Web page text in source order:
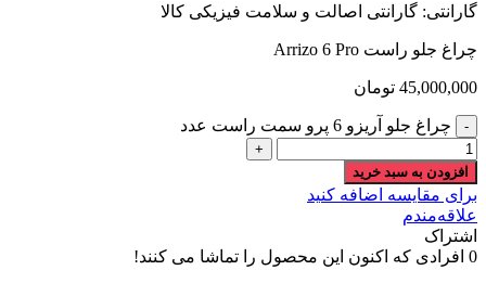
گارانتی: گارانتی اصالت و سلامت فیزیکی کالا
چراغ جلو راست Arrizo 6 Pro
45,000,000 تومان
چراغ جلو آریزو 6 پرو سمت راست عدد
افزودن به سبد خرید
برای مقایسه اضافه کنید
علاقه‌مندم
اشتراک
0 افرادی که اکنون این محصول را تماشا می کنند!